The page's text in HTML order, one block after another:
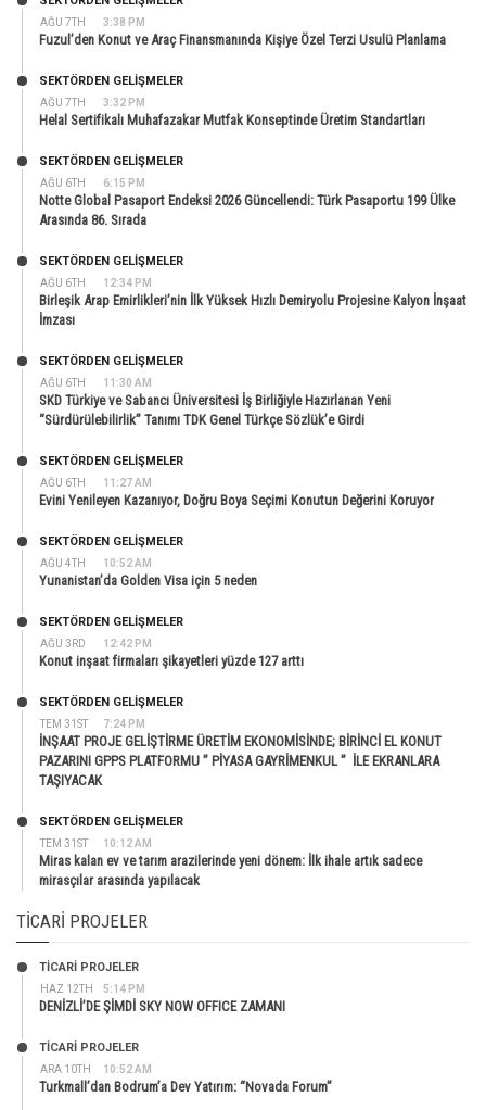
AĞU 7TH 3:38 PM
Fuzul’den Konut ve Araç Finansmanında Kişiye Özel Terzi Usulü Planlama
AĞU 7TH 3:32 PM
SEKTÖRDEN GELIŞMELER
Helal Sertifikalı Muhafazakar Mutfak Konseptinde Üretim Standartları
AĞU 6TH 6:15 PM
SEKTÖRDEN GELIŞMELER
Notte Global Pasaport Endeksi 2026 Güncellendi: Türk Pasaportu 199 Ülke
Arasında 86. Sırada
AĞU 6TH 12:34 PM
SEKTÖRDEN GELIŞMELER
Birleşik Arap Emirlikleri’nin İlk Yüksek Hızlı Demiryolu Projesine Kalyon İnşaat
İmzası
AĞU 6TH 11:30 AM
SEKTÖRDEN GELIŞMELER
SKD Türkiye ve Sabancı Üniversitesi İş Birliğiyle Hazırlanan Yeni
“Sürdürülebilirlik” Tanımı TDK Genel Türkçe Sözlük’e Girdi
AĞU 6TH 11:27 AM
SEKTÖRDEN GELIŞMELER
Evini Yenileyen Kazanıyor, Doğru Boya Seçimi Konutun Değerini Koruyor
AĞU 4TH 10:52 AM
SEKTÖRDEN GELIŞMELER
Yunanistan’da Golden Visa için 5 neden
AĞU 3RD 12:42 PM
SEKTÖRDEN GELIŞMELER
Konut inşaat firmaları şikayetleri yüzde 127 arttı
TEM 31ST 7:24 PM
SEKTÖRDEN GELIŞMELER
İNŞAAT PROJE GELİŞTİRME ÜRETİM EKONOMİSİNDE; BİRİNCİ EL KONUT
PAZARINI GPPS PLATFORMU ” PİYASA GAYRİMENKUL ” İLE EKRANLARA
TAŞIYACAK
TEM 31ST 10:12 AM
SEKTÖRDEN GELIŞMELER
Miras kalan ev ve tarım arazilerinde yeni dönem: İlk ihale artık sadece
mirasçılar arasında yapılacak
TICARI PROJELER
HAZ 12TH 5:14 PM
TİCARİ PROJELER
DENİZLİ’DE ŞİMDİ SKY NOW OFFICE ZAMANI
ARA 10TH 10:52 AM
TİCARİ PROJELER
Turkmall’dan Bodrum’a Dev Yatırım: “Novada Forum”